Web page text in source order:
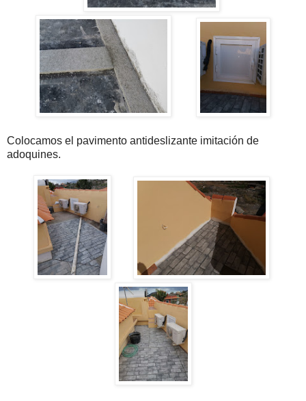
Colocamos el pavimento antideslizante imitación de
adoquines.